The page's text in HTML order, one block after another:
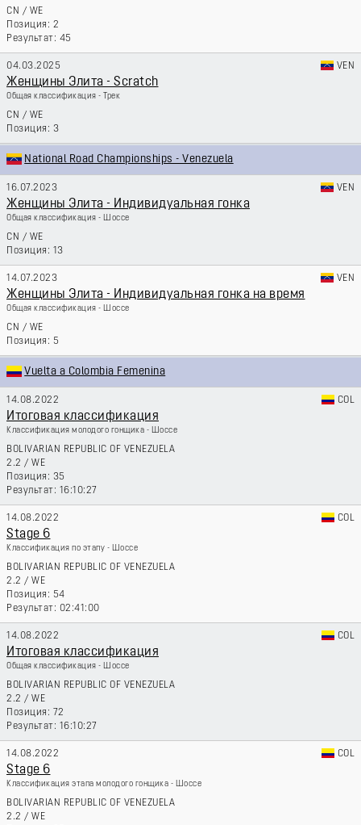
CN / WE
2
45
04.03.2025 VEN
Женщины Элита - Scratch
Общая классификация - Трек
CN / WE
3
National Road Championships - Venezuela
16.07.2023 VEN
Женщины Элита - Индивидуальная гонка
Общая классификация - Шоссе
CN / WE
13
14.07.2023 VEN
Женщины Элита - Индивидуальная гонка на время
Общая классификация - Шоссе
CN / WE
5
Vuelta a Colombia Femenina
14.08.2022 COL
Итоговая классификация
Классификация молодого гонщика - Шоссе
BOLIVARIAN REPUBLIC OF VENEZUELA
2.2 / WE
35
16:10:27
14.08.2022 COL
Stage 6
Классификация по этапу - Шоссе
BOLIVARIAN REPUBLIC OF VENEZUELA
2.2 / WE
54
02:41:00
14.08.2022 COL
Итоговая классификация
Общая классификация - Шоссе
BOLIVARIAN REPUBLIC OF VENEZUELA
2.2 / WE
72
16:10:27
14.08.2022 COL
Stage 6
Классификация этапа молодого гонщика - Шоссе
BOLIVARIAN REPUBLIC OF VENEZUELA
2.2 / WE